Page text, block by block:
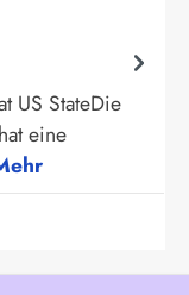
US StateDie
eine